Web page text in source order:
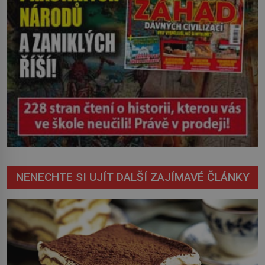
NENECHTE SI UJÍT DALŠÍ ZAJÍMAVÉ ČLÁNKY